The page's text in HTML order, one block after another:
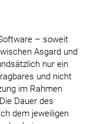
– soweit
Asgard und
nur ein
und nicht
im Rahmen
Dauer des
dem jeweiligen